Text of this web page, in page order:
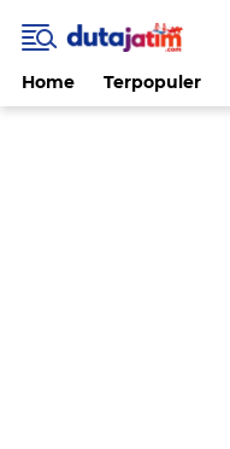
Home Terpopuler